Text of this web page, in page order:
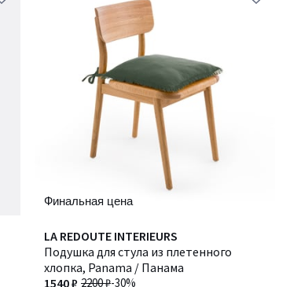
Финальная цена
LA REDOUTE INTERIEURS
Подушка для стула из плетенного
хлопка, Panama / Панама
2200 ₽-30%
1540 ₽
4,4
/ 5
Количество
цветов:
2